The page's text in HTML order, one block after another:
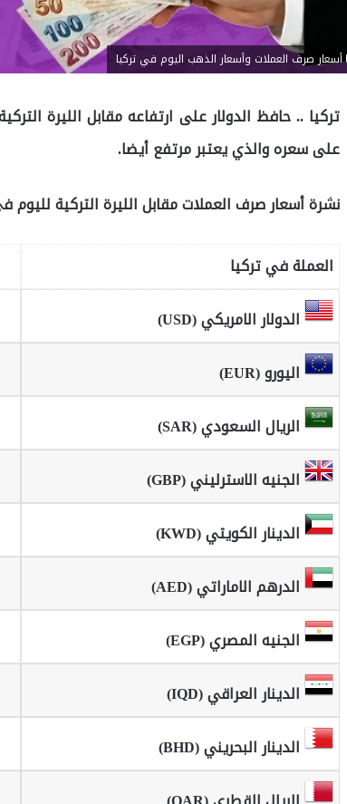
أسعار صرف العملات وأسعار الذهب اليوم في تركيا
على سعره والذي يعتبر مرتفع أيضا.
نشرة أسعار صرف العملات مقابل الليرة التركية لليوم
العملة في تركيا
الدولار الامريكي (USD)
اليورو (EUR)
الريال السعودي (SAR)
الجنيه الاسترليني (GBP)
الدينار الكويتي (KWD)
الدرهم الاماراتي (AED)
الجنيه المصري (EGP)
الدينار العراقي (IQD)
الدينار البحريني (BHD)